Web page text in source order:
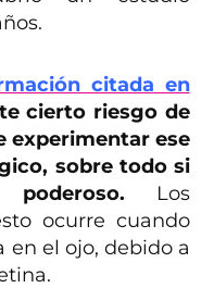
citada en
cierto riesgo de
experimentar ese
sobre todo si
Los
ocurre cuando
en el ojo, debido a